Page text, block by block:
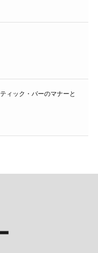
ィック・バーのマナーと